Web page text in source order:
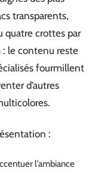
transparents,
quatre crottes par
le contenu reste
fourmillent
d’autres
:
l’ambiance